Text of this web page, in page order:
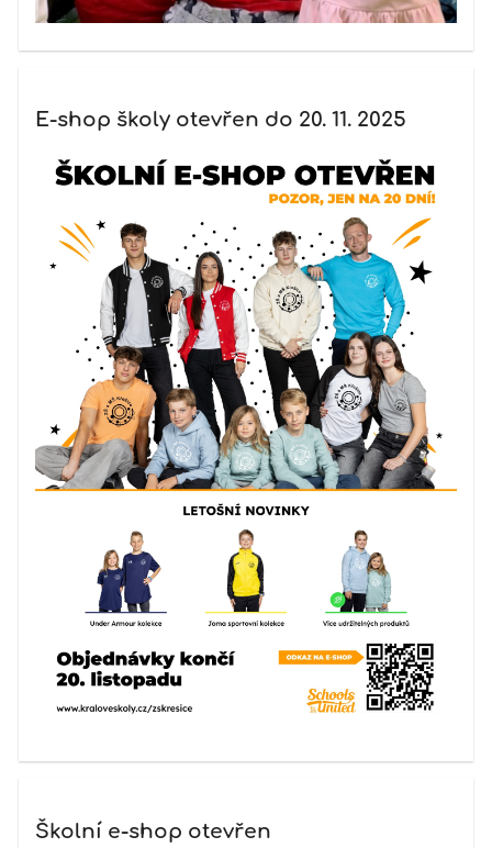
E-shop školy otevřen do 20. 11. 2025
Školní e-shop otevřen